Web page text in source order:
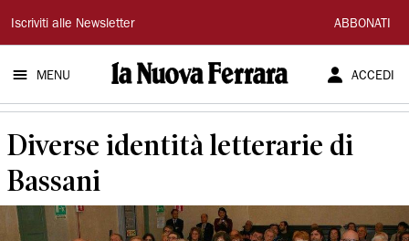
La
Nuova
Ferrara
Iscriviti alle Newsletter ABBONATI
MENU ACCEDI
Diverse identità letterarie di
Bassani